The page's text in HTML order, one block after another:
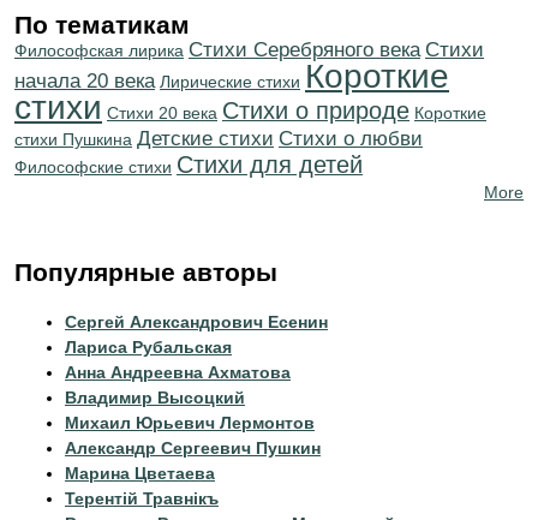
По тематикам
Философская лирика Cтихи Серебряного века Cтихи
начала 20 века Лирические стихи Короткие
стихи Стихи 20 века Стихи о природе Короткие
стихи Пушкина Детские стихи Стихи о любви
Философские стихи Стихи для детей
More
Популярные авторы
Сергей Александрович Есенин
Лариса Рубальская
Анна Андреевна Ахматова
Владимир Высоцкий
Михаил Юрьевич Лермонтов
Александр Сергеевич Пушкин
Марина Цветаева
Терентiй Травнiкъ